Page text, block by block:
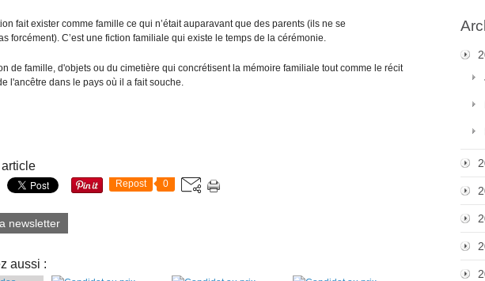
fait exister comme famille ce qui n’était auparavant que des parents (ils ne se
forcément). C’est une fiction familiale qui existe le temps de la cérémonie.
de famille, d'objets ou du cimetière qui concrétisent la mémoire familiale tout comme le récit
l'ancêtre dans le pays où il a fait souche.
Repost 0
newsletter
aussi :